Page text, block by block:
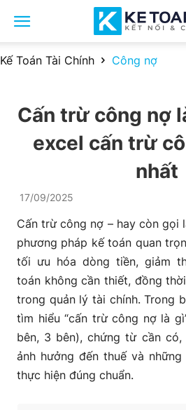
Kế Toán Tài Chính Công nợ
Cấn trừ công nợ
excel cấn trừ
nhất
17/09/2025
Cấn trừ công nợ – hay còn gọi
phương pháp kế toán quan
tối ưu hóa dòng tiền, giảm
toán không cần thiết, đồng
trong quản lý tài chính. Trong
tìm hiểu “cấn trừ công nợ là
bên, 3 bên), chứng từ cần
ảnh hưởng đến thuế và
thực hiện đúng chuẩn.